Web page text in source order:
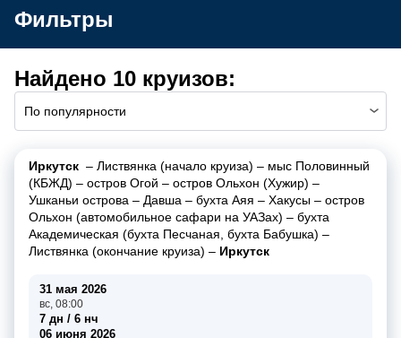
Фильтры
Найдено 10 круизов:
По популярности
Иркутск – Листвянка (начало круиза) – мыс Половинный
(КБЖД) – остров Огой – остров Ольхон (Хужир) –
Ушканьи острова – Давша – бухта Аяя – Хакусы – остров
Ольхон (автомобильное сафари на УАЗах) – бухта
Академическая (бухта Песчаная, бухта Бабушка) –
Листвянка (окончание круиза) – Иркутск
31 мая 2026
вс, 08:00
7 дн / 6 нч
06 июня 2026